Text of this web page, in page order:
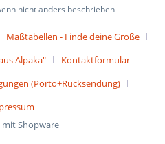
nicht anders beschrieben
Maßtabellen - Finde deine Größe
Alpaka"
Kontaktformular
(Porto+Rücksendung)
mit Shopware